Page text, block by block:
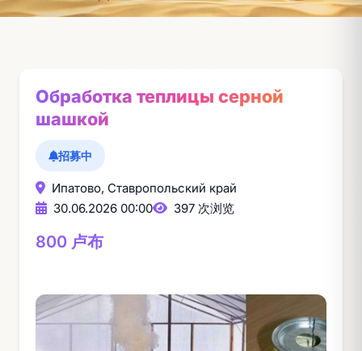
Обработка теплицы серной
шашкой
招募中
Ипатово, Ставропольский край
30.06.2026 00:00
397 次浏览
800 卢布